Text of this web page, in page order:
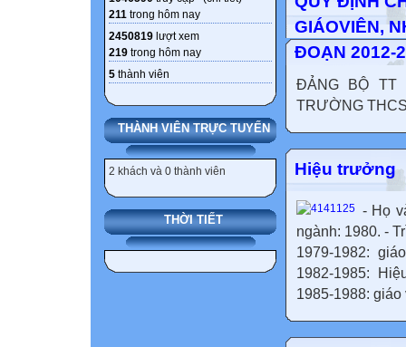
211 trong hôm nay
2450819 lượt xem
219 trong hôm nay
5 thành viên
THÀNH VIÊN TRỰC TUYẾN
2 khách và 0 thành viên
THỜI TIẾT
GIÁOVIÊN,
ĐOẠN 2012-
ĐẢNG BỘ TT
TRƯỜNG
Hiệu trưởng
- Họ
ngành: 1980. -
1979-1982:
1982-1985:
1985-1988: